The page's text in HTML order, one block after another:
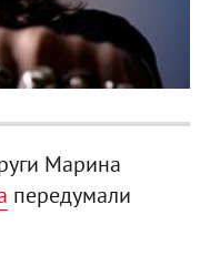
Марина
передумали